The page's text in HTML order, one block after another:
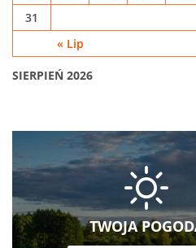
SIERPIEŃ 2026
« Lip
31
TWOJA